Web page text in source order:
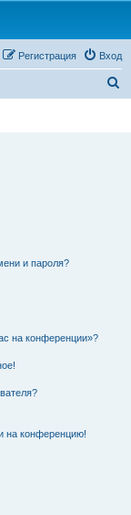
Вход
Регистрация
и пароля?
на конференции»?
на конференцию!